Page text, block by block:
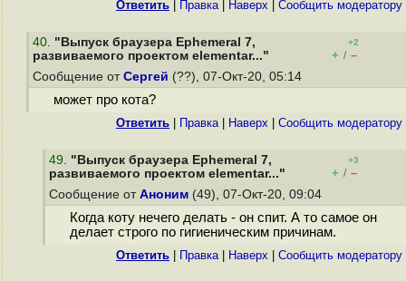
Ответить Правка| Наверх Cообщить модератору
40. "Выпуск браузера Ephemeral 7,
развиваемого проектом elementar..."
+2
+ / –
Сообщение от Сергей (??), 07-Окт-20, 05:14
может про кота?
Ответить Правка| Наверх Cообщить модератору
49. "Выпуск браузера Ephemeral 7,
развиваемого проектом elementar..."
+3
+ / –
Сообщение от Аноним (49), 07-Окт-20, 09:04
Когда коту нечего делать - он спит. А то самое он
делает строго по гигиеническим причинам.
Ответить Правка| Наверх Cообщить модератору